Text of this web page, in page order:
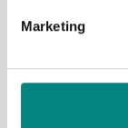
Marketing
Das Freibad
Das Freibad
Das hängt
Die